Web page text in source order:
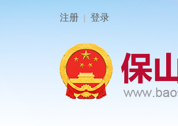
注册 | 登录